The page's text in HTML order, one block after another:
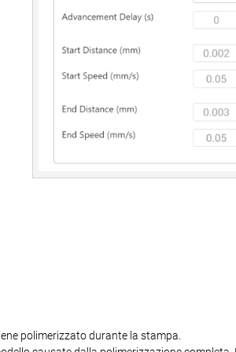
polimerizzato durante la stampa.